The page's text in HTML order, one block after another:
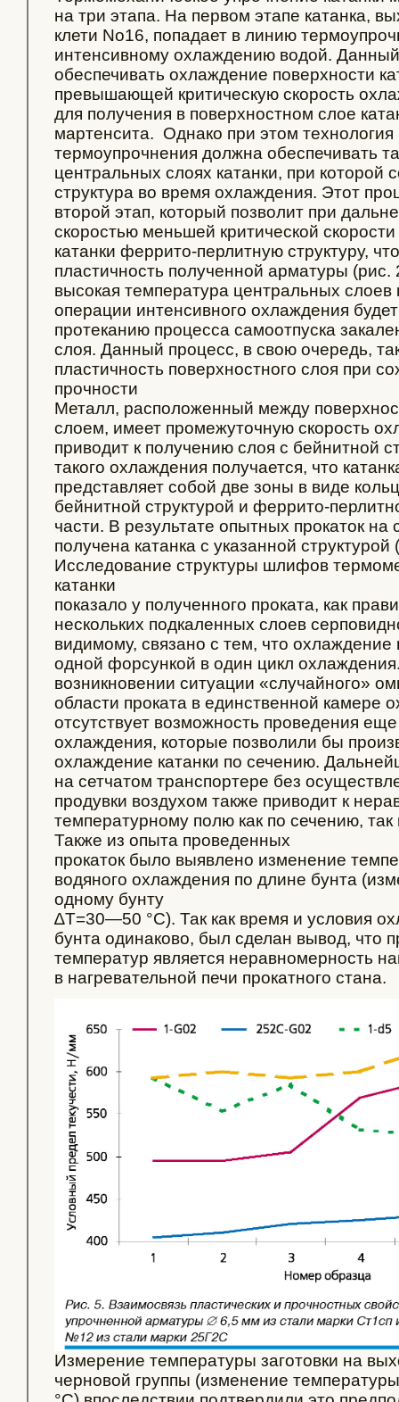
на три этапа. На первом этапе катанка,
клети No16, попадает в линию
интенсивному охлаждению водой.
обеспечивать охлаждение поверхности
превышающей критическую скорость
для получения в поверхностном слое
мартенсита. Однако при этом технология
термоупрочнения должна обеспечивать
центральных слоях катанки, при которой
структура во время охлаждения. Этот
второй этап, который позволит при
скоростью меньшей критической
катанки феррито-перлитную структуру,
пластичность полученной арматуры (рис.
высокая температура центральных слоев
операции интенсивного охлаждения
протеканию процесса самоотпуска
слоя. Данный процесс, в свою очередь,
пластичность поверхностного слоя при
прочности
Металл, расположенный между
слоем, имеет промежуточную скорость
приводит к получению слоя с бейнитной
такого охлаждения получается, что
представляет собой две зоны в виде
бейнитной структурой и феррито-
части. В результате опытных прокаток
получена катанка с указанной структурой
Исследование структуры шлифов
катанки
показало у полученного проката, как
нескольких подкаленных слоев
видимому, связано с тем, что охлаждение
одной форсункой в один цикл
возникновении ситуации «случайного»
области проката в единственной камере
отсутствует возможность проведения
охлаждения, которые позволили бы
охлаждение катанки по сечению.
на сетчатом транспортере без
продувки воздухом также приводит к
температурному полю как по сечению, так
Также из опыта проведенных
прокаток было выявлено изменение
водяного охлаждения по длине бунта
одному бунту
∆Т=30—50 °С). Так как время и условия
бунта одинаково, был сделан вывод, что
температур является неравномерность
в нагревательной печи прокатного стана.
Измерение температуры заготовки на
черновой группы (изменение